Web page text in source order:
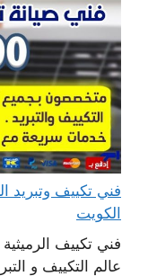
الكويت
فني تكييف
عالم التكييف و